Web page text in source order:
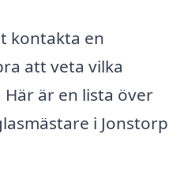
kontakta en
att veta vilka
är en lista över
i Jonstorp